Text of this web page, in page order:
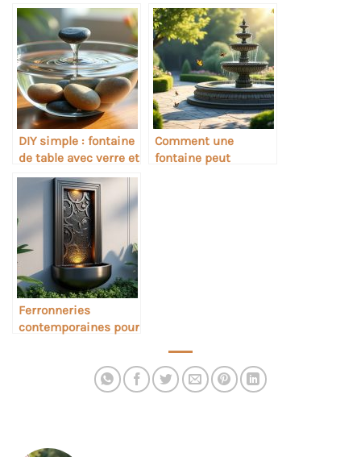
relaxation sonore
industriel
DIY simple : fontaine
de table avec verre et
pierres
Comment une
fontaine peut
Ferronneries
contemporaines pour